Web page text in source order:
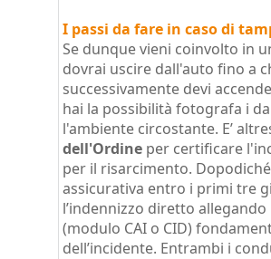
I passi da fare in caso di
Se dunque vieni coinvolto in
dovrai uscire dall'auto fino a
successivamente devi
hai la possibilità fotografa i
l'ambiente circostante. E’
dell'Ordine per certificare
per il risarcimento.
assicurativa entro i primi tre
l’indennizzo diretto
(modulo CAI o CID)
dell’incidente. Entrambi i